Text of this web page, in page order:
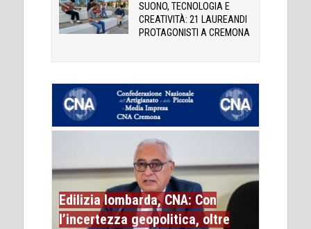
SUONO, TECNOLOGIA E
CREATIVITÀ: 21 LAUREANDI
PROTAGONISTI A CREMONA
Edilizia lombarda, CNA: Con
l’incertezza geopolitica, oltre